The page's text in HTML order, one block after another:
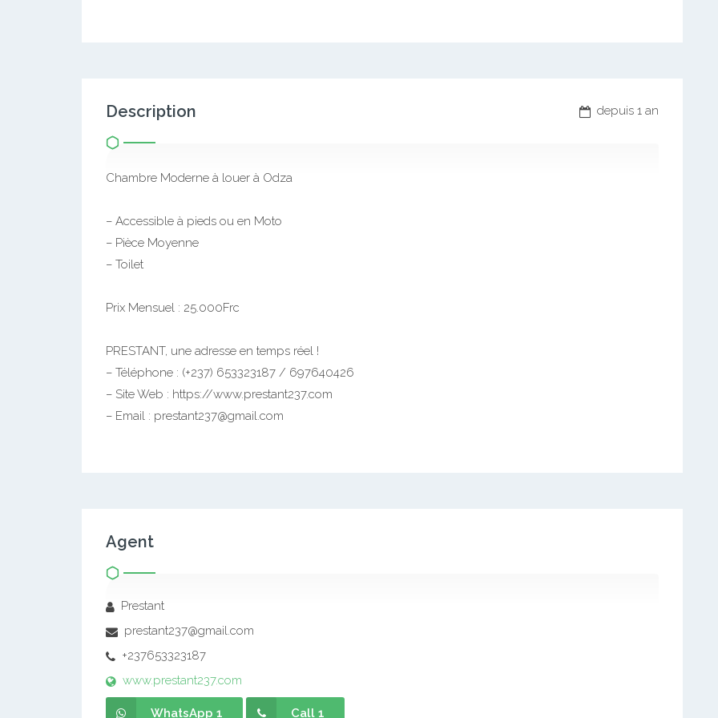
depuis 1 an
Description
Chambre Moderne à louer à Odza
– Accessible à pieds ou en Moto
– Pièce Moyenne
– Toilet
Prix Mensuel : 25.000Frc
PRESTANT, une adresse en temps réel !
– Téléphone : (+237) 653323187 / 697640426
– Site Web : https://www.prestant237.com
– Email : prestant237@gmail.com
Agent
Prestant
prestant237@gmail.com
+237653323187
www.prestant237.com
WhatsApp 1 Call 1